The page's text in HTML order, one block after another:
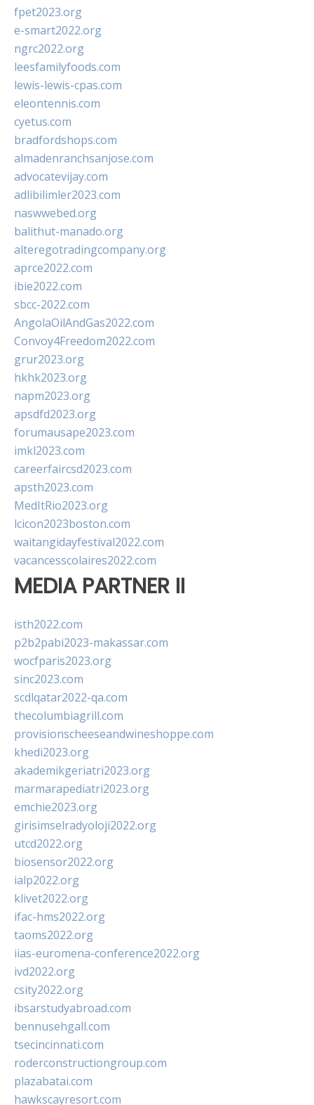
fpet2023.org
e-smart2022.org
ngrc2022.org
leesfamilyfoods.com
lewis-lewis-cpas.com
eleontennis.com
cyetus.com
bradfordshops.com
almadenranchsanjose.com
advocatevijay.com
adlibilimler2023.com
naswwebed.org
balithut-manado.org
alteregotradingcompany.org
aprce2022.com
ibie2022.com
sbcc-2022.com
AngolaOilAndGas2022.com
Convoy4Freedom2022.com
grur2023.org
hkhk2023.org
napm2023.org
apsdfd2023.org
forumausape2023.com
imkl2023.com
careerfaircsd2023.com
apsth2023.com
MedItRio2023.org
lcicon2023boston.com
waitangidayfestival2022.com
vacancesscolaires2022.com
MEDIA PARTNER II
isth2022.com
p2b2pabi2023-makassar.com
wocfparis2023.org
sinc2023.com
scdlqatar2022-qa.com
thecolumbiagrill.com
provisionscheeseandwineshoppe.com
khedi2023.org
akademikgeriatri2023.org
marmarapediatri2023.org
emchie2023.org
girisimselradyoloji2022.org
utcd2022.org
biosensor2022.org
ialp2022.org
klivet2022.org
ifac-hms2022.org
taoms2022.org
iias-euromena-conference2022.org
ivd2022.org
csity2022.org
ibsarstudyabroad.com
bennusehgall.com
tsecincinnati.com
roderconstructiongroup.com
plazabatai.com
hawkscayresort.com